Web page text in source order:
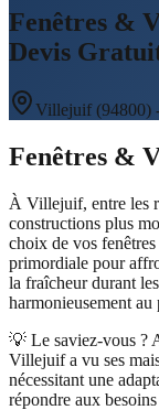
Fenêtres &
Devis
Villejuif(94800)
Fenêtres &
À Villejuif, entre les
constructions plus
choix de vos
primordiale pour
la fraîcheur durant
harmonieusement
💡 Le saviez-vous ?
Villejuif a vu ses
nécessitant une
répondre aux